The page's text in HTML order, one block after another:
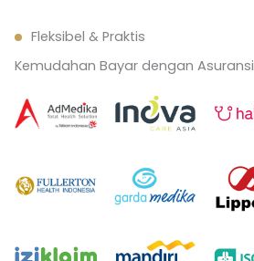
Fleksibel & Praktis
Kemudahan Bayar dengan Asuransi